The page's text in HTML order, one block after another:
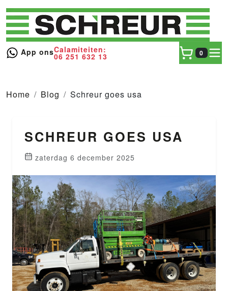
App onsCalamiteiten:
06 251 632 13 0
Home Blog Schreur goes usa
SCHREUR GOES USA
zaterdag 6 december 2025